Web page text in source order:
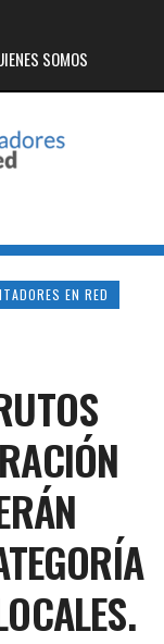
SOMOS
EN RED